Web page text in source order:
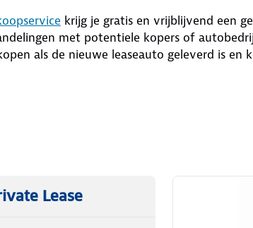
krijg je gratis en vrijblijvend een
met potentiele kopers of
als de nieuwe leaseauto geleverd is
Lease